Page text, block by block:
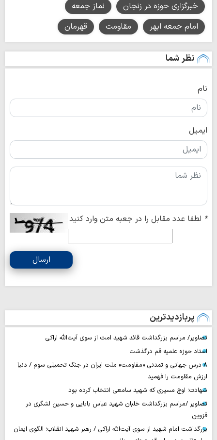
خبرگزاری حوزه در زنجان
نماز جمعه
امام جمعه ابهر
مقاومت قهرمان
نظر شما
نام
ایمیل
* لطفا عدد مقابل را در جعبه متن وارد کنید
ارسال
پربازدیدترین
تصاویر/ مراسم بزرگداشت قائد شهید امت از سوی آیت‌الله اراکی
استاد حوزه علمیه قم درگذشت
۸ درس جهانی و تمدنی «مقاومت» ملت ایران در جنگ تحمیلی سوم / دنیا
ارزش مقاومت را فهمید
شهادت؛ اوج مسیری که شهید سامعی انتخاب کرده بود
تصاویر /مراسم بزرگداشت خلبان شهید عباس بابایی و حسین لشگری در
قزوین
بزرگداشت امام شهید از سوی آیت‌الله اراکی / رهبر شهید انقلاب؛ الگوی ایمان